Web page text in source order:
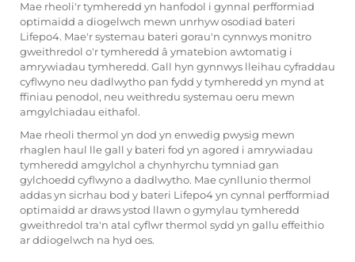
Mae rheoli'r tymheredd yn hanfodol i gynnal perfformiad
optimaidd a diogelwch mewn unrhyw osodiad bateri
Lifepo4. Mae'r systemau bateri gorau'n cynnwys monitro
gweithredol o'r tymheredd â ymatebion awtomatig i
amrywiadau tymheredd. Gall hyn gynnwys lleihau cyfraddau
cyflwyno neu dadlwytho pan fydd y tymheredd yn mynd at
ffiniau penodol, neu weithredu systemau oeru mewn
amgylchiadau eithafol.
Mae rheoli thermol yn dod yn enwedig pwysig mewn
rhaglen haul lle gall y bateri fod yn agored i amrywiadau
tymheredd amgylchol a chynhyrchu tymniad gan
gylchoedd cyflwyno a dadlwytho. Mae cynllunio thermol
addas yn sicrhau bod y bateri Lifepo4 yn cynnal perfformiad
optimaidd ar draws ystod llawn o gymylau tymheredd
gweithredol tra'n atal cyflwr thermol sydd yn gallu effeithio
ar ddiogelwch na hyd oes.